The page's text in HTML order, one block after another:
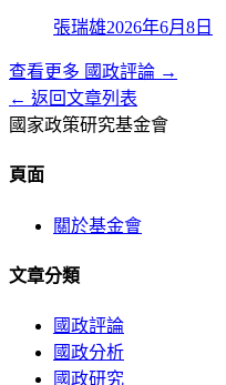
張瑞雄2026年6月8日
查看更多 國政評論 →
← 返回文章列表
國家政策研究基金會
頁面
關於基金會
文章分類
國政評論
國政分析
國政研究